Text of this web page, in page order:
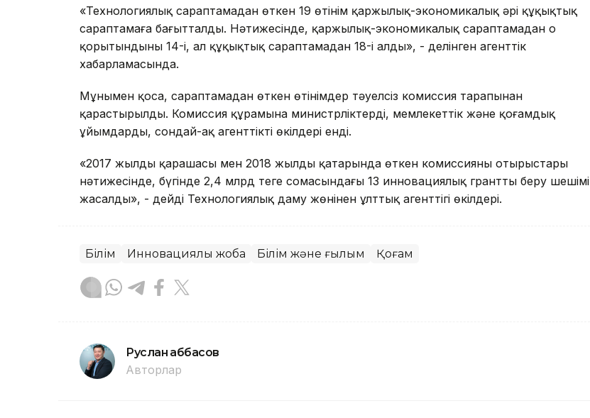
«Технологиялық сараптамадан өткен 19 өтінім қаржылық-экономикалық әрі құқықтық
сараптамаға бағытталды. Нәтижесінде, қаржылық-экономикалық сараптамадан оң
қорытындыны 14-і, ал құқықтық сараптамадан 18-і алды», - делінген агенттік
хабарламасында.
Мұнымен қоса, сараптамадан өткен өтінімдер тәуелсіз комиссия тарапынан
қарастырылды. Комиссия құрамына министрліктердің, мемлекеттік және қоғамдық
ұйымдардың, сондай-ақ агенттіктің өкілдері енді.
«2017 жылдың қарашасы мен 2018 жылдың қаңтарында өткен комиссияның отырыстары
нәтижесінде, бүгінде 2,4 млрд теңге сомасындағы 13 инновациялық грантты беру шешімі
жасалды», - дейді Технологиялық даму жөнінен ұлттық агенттігі өкілдері.
Білім Инновациялық жоба Білім және ғылым Қоғам
Руслан Ғаббасов
Авторлар